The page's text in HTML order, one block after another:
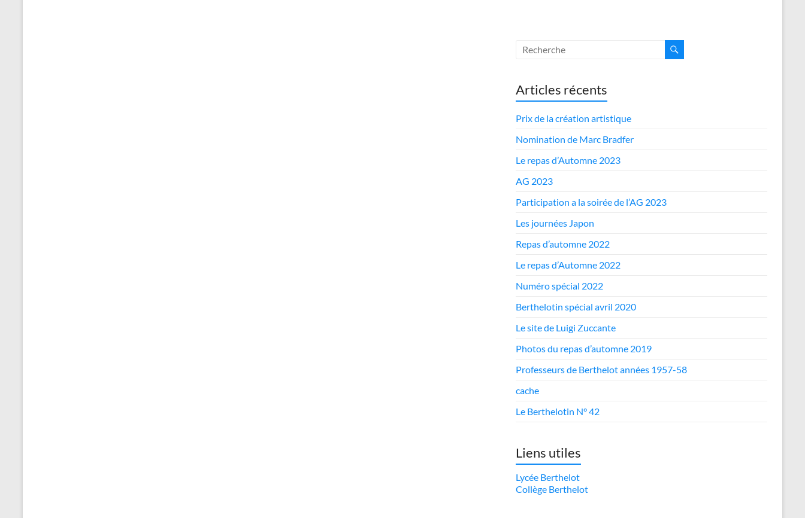
Articles récents
Prix de la création artistique
Nomination de Marc Bradfer
Le repas d’Automne 2023
AG 2023
Participation a la soirée de l’AG 2023
Les journées Japon
Repas d’automne 2022
Le repas d’Automne 2022
Numéro spécial 2022
Berthelotin spécial avril 2020
Le site de Luigi Zuccante
Photos du repas d’automne 2019
Professeurs de Berthelot années 1957-58
cache
Le Berthelotin N° 42
Liens utiles
Lycée Berthelot
Collège Berthelot